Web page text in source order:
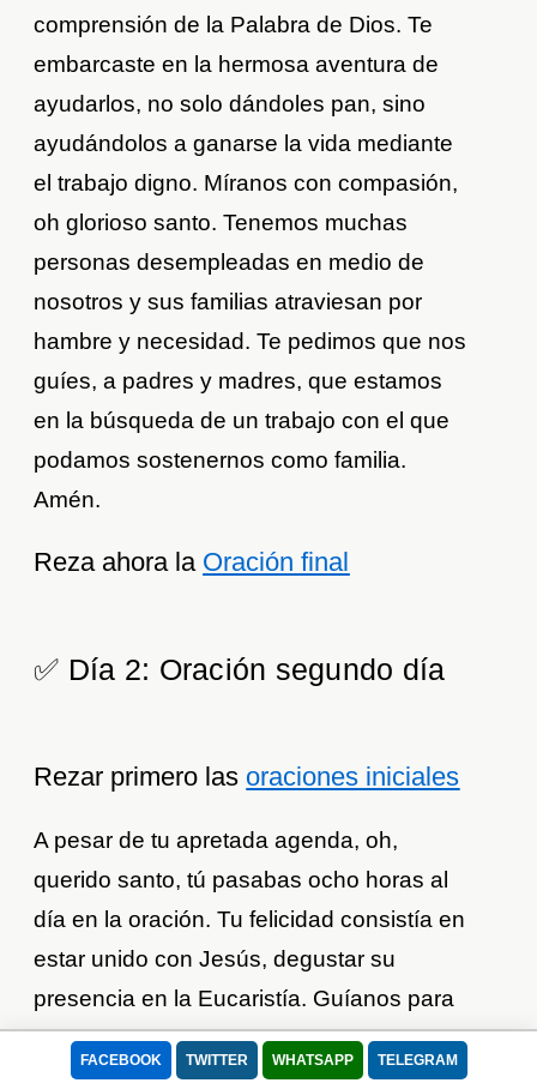
FACEBOOK TWITTER WHATSAPP TELEGRAM
comprensión de la Palabra de Dios. Te
embarcaste en la hermosa aventura de
ayudarlos, no solo dándoles pan, sino
ayudándolos a ganarse la vida mediante
el trabajo digno. Míranos con compasión,
oh glorioso santo. Tenemos muchas
personas desempleadas en medio de
nosotros y sus familias atraviesan por
hambre y necesidad. Te pedimos que nos
guíes, a padres y madres, que estamos
en la búsqueda de un trabajo con el que
podamos sostenernos como familia.
Amén.
Reza ahora la Oración final
✅ Día 2: Oración segundo día
Rezar primero las oraciones iniciales
A pesar de tu apretada agenda, oh,
querido santo, tú pasabas ocho horas al
día en la oración. Tu felicidad consistía en
estar unido con Jesús, degustar su
presencia en la Eucaristía. Guíanos para
que también nosotros seamos como tú y
le demos prioridad a la oración en nuestra